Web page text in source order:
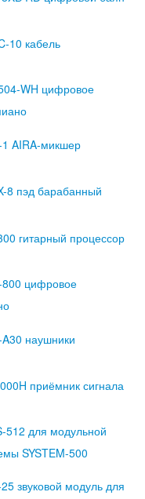
SYSTEM-500